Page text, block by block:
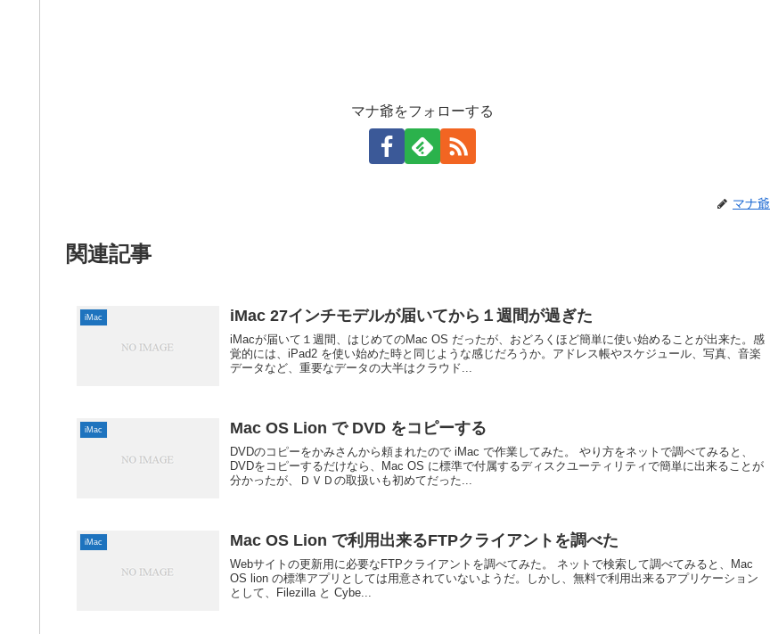
マナ爺をフォローする
マナ爺
関連記事
iMac iMac 27インチモデルが届いてから１週間が過ぎた
iMacが届いて１週間、はじめてのMac OS だったが、おどろくほど簡単に使い始めることが出来た。感
覚的には、iPad2 を使い始めた時と同じような感じだろうか。アドレス帳やスケジュール、写真、音楽
データなど、重要なデータの大半はクラウド...
iMac Mac OS Lion で DVD をコピーする
DVDのコピーをかみさんから頼まれたので iMac で作業してみた。 やり方をネットで調べてみると、
DVDをコピーするだけなら、Mac OS に標準で付属するディスクユーティリティで簡単に出来ることが
分かったが、ＤＶＤの取扱いも初めてだった...
iMac Mac OS Lion で利用出来るFTPクライアントを調べた
Webサイトの更新用に必要なFTPクライアントを調べてみた。 ネットで検索して調べてみると、Mac
OS lion の標準アプリとしては用意されていないようだ。しかし、無料で利用出来るアプリケーション
として、Filezilla と Cybe...